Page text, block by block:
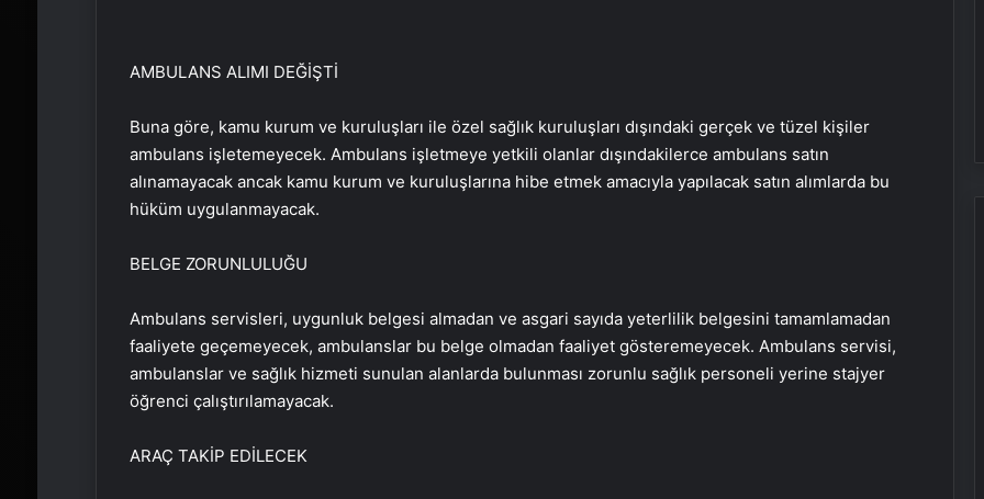
AMBULANS ALIMI DEĞİŞTİ
Buna göre, kamu kurum ve kuruluşları ile özel sağlık kuruluşları dışındaki gerçek ve tüzel kişiler
ambulans işletemeyecek. Ambulans işletmeye yetkili olanlar dışındakilerce ambulans satın
alınamayacak ancak kamu kurum ve kuruluşlarına hibe etmek amacıyla yapılacak satın alımlarda bu
hüküm uygulanmayacak.
BELGE ZORUNLULUĞU
Ambulans servisleri, uygunluk belgesi almadan ve asgari sayıda yeterlilik belgesini tamamlamadan
faaliyete geçemeyecek, ambulanslar bu belge olmadan faaliyet gösteremeyecek. Ambulans servisi,
ambulanslar ve sağlık hizmeti sunulan alanlarda bulunması zorunlu sağlık personeli yerine stajyer
öğrenci çalıştırılamayacak.
ARAÇ TAKİP EDİLECEK